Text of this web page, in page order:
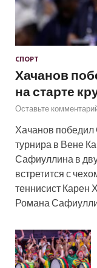
СПОРТ
Хачанов
на старте
Оставьте
Хачанов победил
турнира в Вене
Сафиуллина в
встретится с
теннисист Карен
Романа